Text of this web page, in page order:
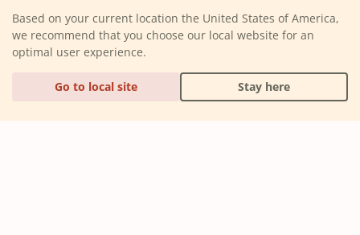
Based on your current location the United States of America,
we recommend that you choose our local website for an
optimal user experience.
Go to local site Stay here